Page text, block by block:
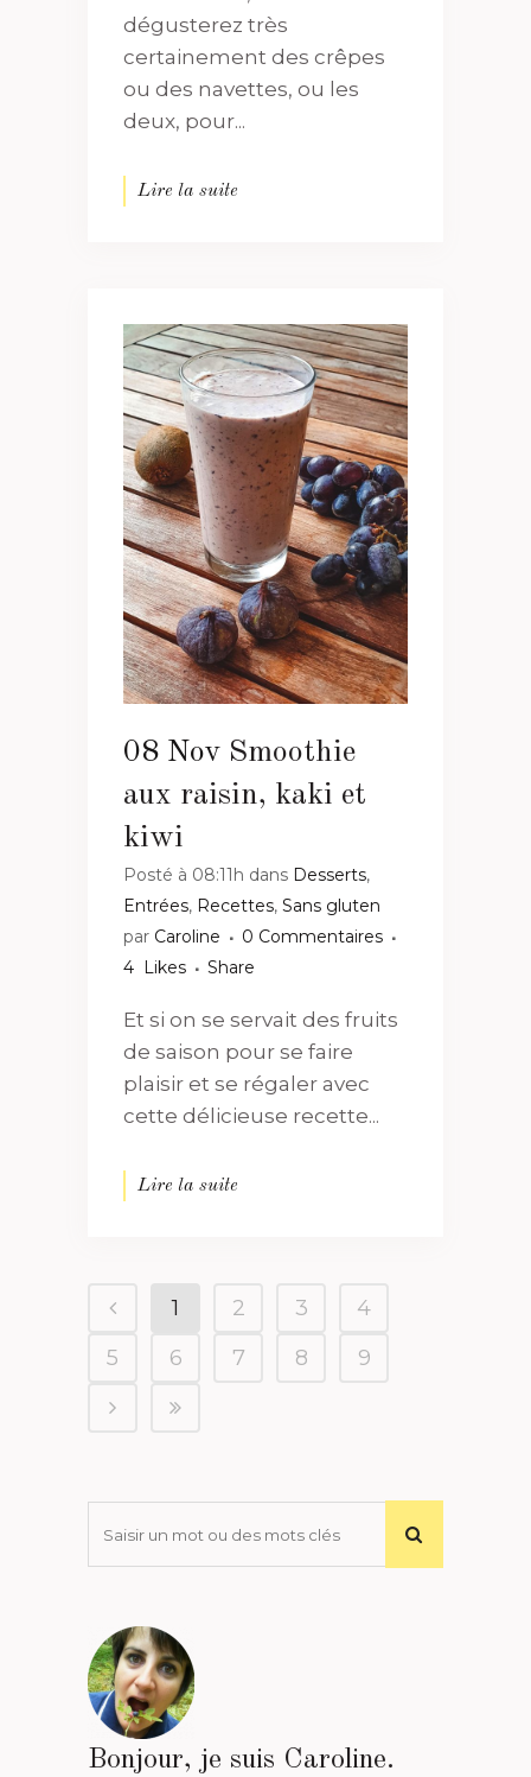
dégusterez très
certainement des crêpes
ou des navettes, ou les
deux, pour...
Lire la suite
08 Nov Smoothie
aux raisin, kaki et
kiwi
Posté à 08:11h dans Desserts,
Entrées, Recettes, Sans gluten
par Caroline
0 Commentaires
4
Likes Share
Et si on se servait des fruits
de saison pour se faire
plaisir et se régaler avec
cette délicieuse recette...
Lire la suite
1 2 3
4
5
6 7 8 9
Bonjour, je suis Caroline.